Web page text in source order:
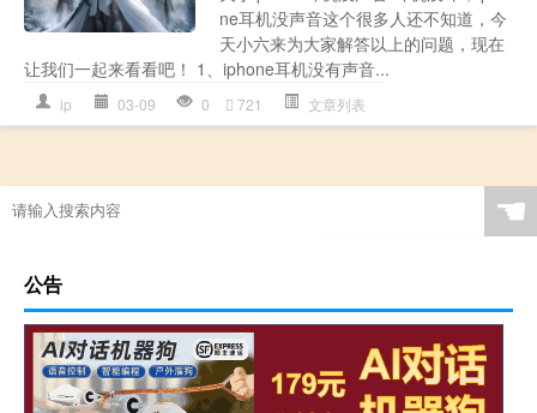
ne耳机没声音这个很多人还不知道，今
天小六来为大家解答以上的问题，现在
让我们一起来看看吧！ 1、iphone耳机没有声音...
ip 03-09 0 721 文章列表
☚
公告